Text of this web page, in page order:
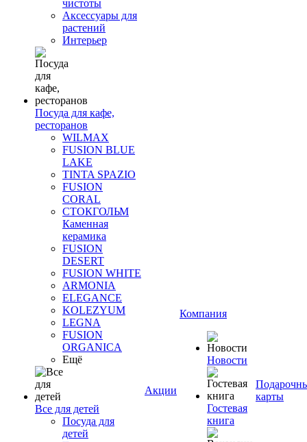
чистоты
Аксессуары для
растений
Интерьер
Посуда для кафе,
ресторанов
WILMAX
FUSION BLUE
LAKE
TINTA SPAZIO
FUSION
CORAL
СТОКГОЛЬМ
Каменная
керамика
FUSION
DESERT
FUSION WHITE
ARMONIA
ELEGANCE
KOLEZYUM
LEGNA
FUSION
ORGANICA
Ещё
Все для детей
Посуда для
детей
Акции
Компания
Новости
Гостевая
книга
карты